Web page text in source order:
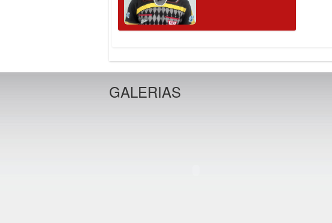
GALERIAS